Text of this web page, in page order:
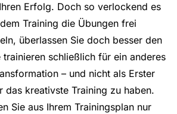
Erfolg. Doch so verlockend es
Training die Übungen frei
überlassen Sie doch besser den
trainieren schließlich für ein anderes
– und nicht als Erster
das kreativste Training zu haben.
Sie aus Ihrem Trainingsplan nur